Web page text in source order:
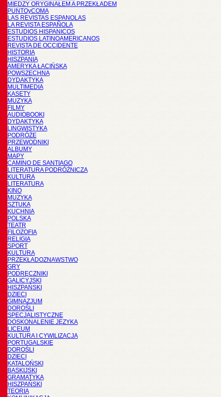
MIĘDZY ORYGINAŁEM A PRZEKŁADEM
PUNTOyCOMA
LAS REVISTAS ESPANOLAS
LA REVISTA ESPAÑOLA
ESTUDIOS HISPANICOS
ESTUDIOS LATINOAMERICANOS
REVISTA DE OCCIDENTE
HISTORIA
HISZPANIA
AMERYKA ŁACIŃSKA
POWSZECHNA
DYDAKTYKA
MULTIMEDIA
KASETY
MUZYKA
FILMY
AUDIOBOOKI
DYDAKTYKA
LINGWISTYKA
PODRÓŻE
PRZEWODNIKI
ALBUMY
MAPY
CAMINO DE SANTIAGO
LITERATURA PODRÓŻNICZA
KULTURA
LITERATURA
KINO
MUZYKA
SZTUKA
KUCHNIA
POLSKA
TEATR
FILOZOFIA
RELIGIA
SPORT
KULTURA
PRZEKŁADOZNAWSTWO
GRY
PODRĘCZNIKI
GALICYJSKI
HISZPAŃSKI
DZIECI
GIMNAZJUM
DOROŚLI
SPECJALISTYCZNE
DOSKONALENIE JĘZYKA
LICEUM
KULTURA I CYWILIZACJA
PORTUGALSKIE
DOROŚLI
DZIECI
KATALOŃSKI
BASKIJSKI
GRAMATYKA
HISZPAŃSKI
TEORIA